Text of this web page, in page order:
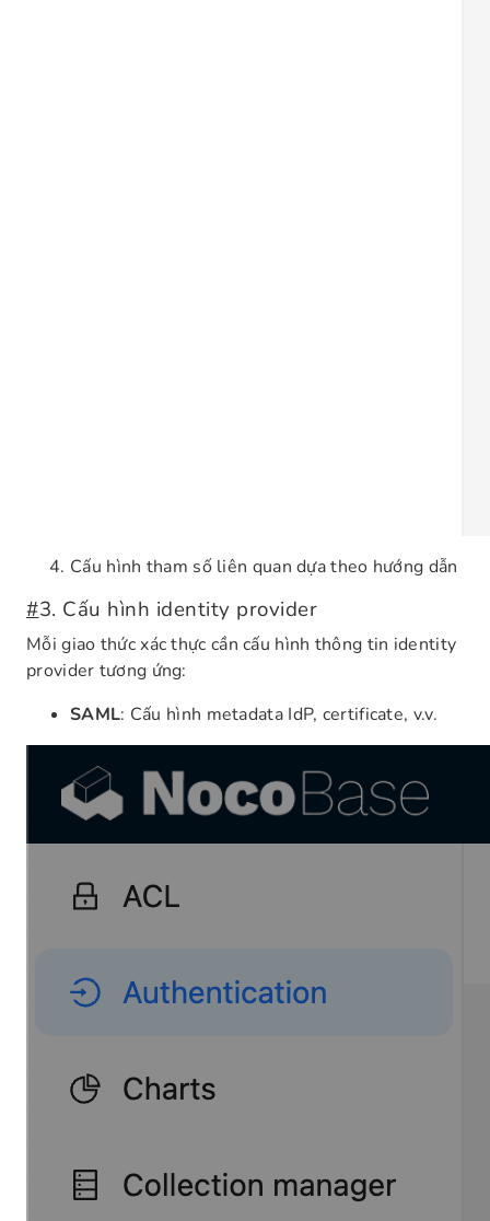
Cấu hình tham số liên quan dựa theo hướng dẫn
#3. Cấu hình identity provider
Mỗi giao thức xác thực cần cấu hình thông tin identity
provider tương ứng:
SAML: Cấu hình metadata IdP, certificate, v.v.